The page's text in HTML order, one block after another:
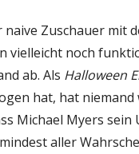
naive Zuschauer mit
vielleicht noch
ab. Als Halloween
hat, hat niemand
Michael Myers
aller